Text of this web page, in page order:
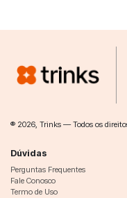
® 2026, Trinks — Todos os
Dúvidas
Perguntas Frequentes
Fale Conosco
Termo de Uso